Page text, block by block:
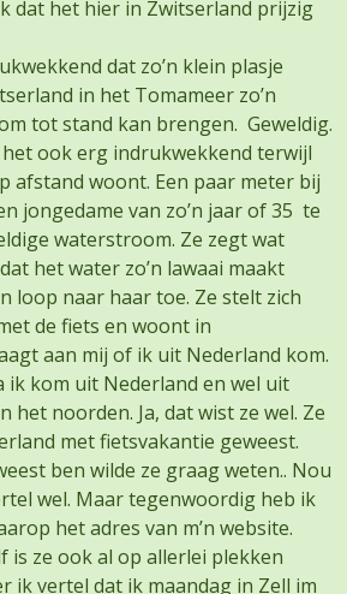
dat het hier in Zwitserland prijzig
dat zo’n klein plasje
in het Tomameer zo’n
tot stand kan brengen. Geweldig.
ook erg indrukwekkend terwijl
afstand woont. Een paar meter bij
jongedame van zo’n jaar of 35 te
waterstroom. Ze zegt wat
het water zo’n lawaai maakt
loop naar haar toe. Ze stelt zich
de fiets en woont in
aan mij of ik uit Nederland kom.
ik kom uit Nederland en wel uit
het noorden. Ja, dat wist ze wel. Ze
met fietsvakantie geweest.
ben wilde ze graag weten.. Nou
wel. Maar tegenwoordig heb ik
het adres van m’n website.
is ze ook al op allerlei plekken
ik vertel dat ik maandag in Zell im